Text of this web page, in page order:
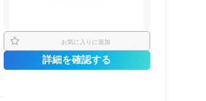
お気に入りに追加
詳細を確認する